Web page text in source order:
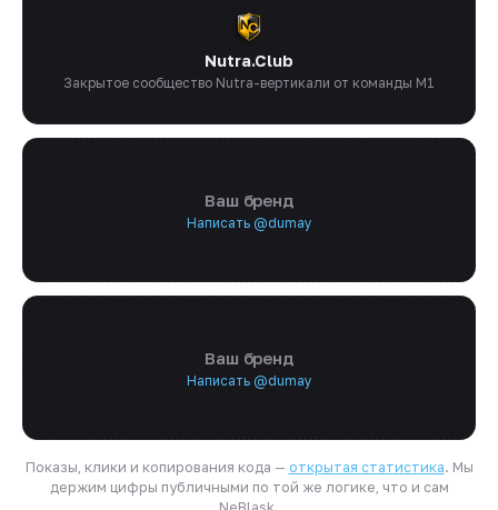
Nutra.Club
Закрытое сообщество Nutra-вертикали от команды M1
Ваш бренд
Написать @dumay
Ваш бренд
Написать @dumay
Показы, клики и копирования кода — открытая статистика. Мы
держим цифры публичными по той же логике, что и сам